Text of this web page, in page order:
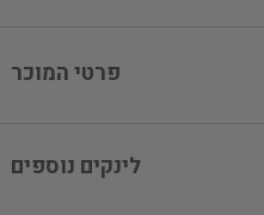
פרטי המוכר
לינקים נוספים